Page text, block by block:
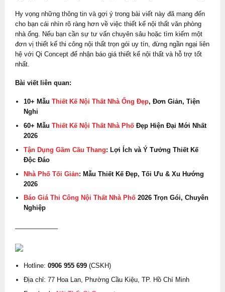
Hy vọng những thông tin và gợi ý trong bài viết này đã mang đến
cho bạn cái nhìn rõ ràng hơn về việc thiết kế nội thất văn phòng
nhà ống. Nếu bạn cần sự tư vấn chuyên sâu hoặc tìm kiếm một
đơn vị thiết kế thi công nội thất trọn gói uy tín, đừng ngần ngại liên
hệ với Qi Concept để nhận báo giá thiết kế nội thất và hỗ trợ tốt
nhất.
Bài viết liên quan:
10+ Mẫu Thiết Kế Nội Thất Nhà Ống Đẹp, Đơn Giản, Tiện
Nghi
60+ Mẫu Thiết Kế Nội Thất Nhà PhốĐẹp Hiện Đại Mới Nhất
2026
Tận Dụng Gầm Cầu Thang: Lợi Ích và Ý Tưởng Thiết Kế
Độc Đáo
Nhà Phố Tối Giản: Mẫu Thiết Kế Đẹp, Tối Ưu & Xu Hướng
2026
Báo Giá Thi Công Nội Thất Nhà Phố2026 Trọn Gói, Chuyên
Nghiệp
——————–
Hotline: 0906 955 699(CSKH)
Địa chỉ: 77 Hoa Lan, Phường Cầu Kiệu, TP. Hồ Chí Minh